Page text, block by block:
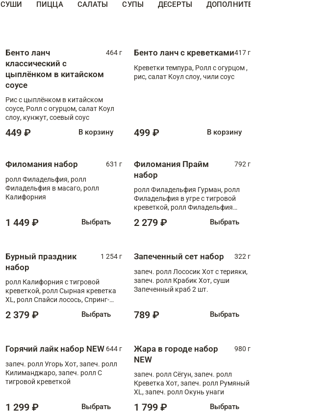
СУШИ ПИЦЦА САЛАТЫ СУПЫ ДЕСЕРТЫ ДОПОЛНИТЕЛЬНО
Бенто ланч
классический с
цыплёнком в китайском
соусе
464 г
Рис с цыплёнком в китайском
соусе, Ролл с огурцом, салат Коул
слоу, кунжут, соевый соус
449 ₽ В корзину
Бенто ланч с креветками417 г
Креветки темпура, Ролл с огурцом ,
рис, салат Коул слоу, чили соус
499 ₽ В корзину
Филомания набор
631 г
ролл Филадельфия, ролл
Филадельфия в масаго, ролл
Калифорния
1 449 ₽ Выбрать
Филомания Прайм
набор
792 г
ролл Филадельфия Гурман, ролл
Филадельфия в угре с тигровой
креветкой, ролл Филадельфия
2 279 ₽ Выбрать
Бурный праздник
набор
1 254 г
ролл Калифорния с тигровой
креветкой, ролл Сырная креветка
XL, ролл Спайси лосось, Спринг-
Медовая креветка
2 379 ₽ Выбрать
Запеченный сет набор
322 г
запеч. ролл Лососик Хот с терияки,
запеч. ролл Крабик Хот, суши
Запеченный краб 2 шт.
789 ₽ Выбрать
Горячий лайк набор NEW 644 г
запеч. ролл Угорь Хот, запеч. ролл
Килиманджаро, запеч. ролл С
тигровой креветкой
1 299 ₽ Выбрать
Жара в городе набор
NEW
980 г
запеч. ролл Сёгун, запеч. ролл
Креветка Хот, запеч. ролл Румяный
XL, запеч. ролл Окунь унаги
1 799 ₽ Выбрать